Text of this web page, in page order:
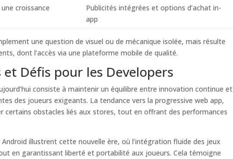
croissance
Publicités intégrées et options d’achat in-
app
une question de visuel ou de mécanique isolée, mais résulte
dont l’accès via une plateforme mobile de qualité.
Défis pour les Developers
consiste à maintenir un équilibre entre innovation continue et
des joueurs exigeants. La tendance vers la progressive web app,
obstacles liés aux stores, tout en offrant des performances
illustrent cette nouvelle ère, où l’intégration fluide des jeux
en garantissant liberté et portabilité aux joueurs. Cela témoigne